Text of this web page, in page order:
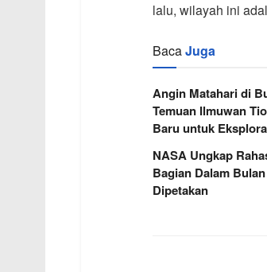
lalu, wilayah ini
BacaJuga
Angin Matahari di
Temuan Ilmuwan
Baru untuk
NASA Ungkap
Bagian Dalam
Dipetakan